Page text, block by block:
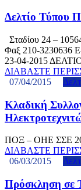
Δελτίο Τύπου
Σταδίου 24 –
Φαξ 210-3230636
23-04-2015
ΔΙΑΒΑΣΤΕ
07/04/2015
Κλαδική
ΠΟΞ – ΟΗΕ ΣΣΕ
ΔΙΑΒΑΣΤΕ
06/03/2015
Πρόσκληση σε